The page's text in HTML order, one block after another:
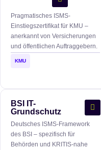
Pragmatisches ISMS-
Einstiegszertifikat für KMU –
anerkannt von Versicherungen
und öffentlichen Auftraggebern.
KMU
BSI IT-
Grundschutz
Deutsches ISMS-Framework
des BSI – spezifisch für
Behörden und KRITIS-nahe